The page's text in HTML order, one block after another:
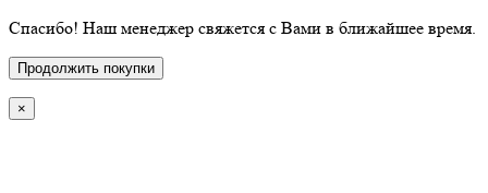
Спасибо! Наш менеджер свяжется с Вами в ближайшее время.
Продолжить покупки
×